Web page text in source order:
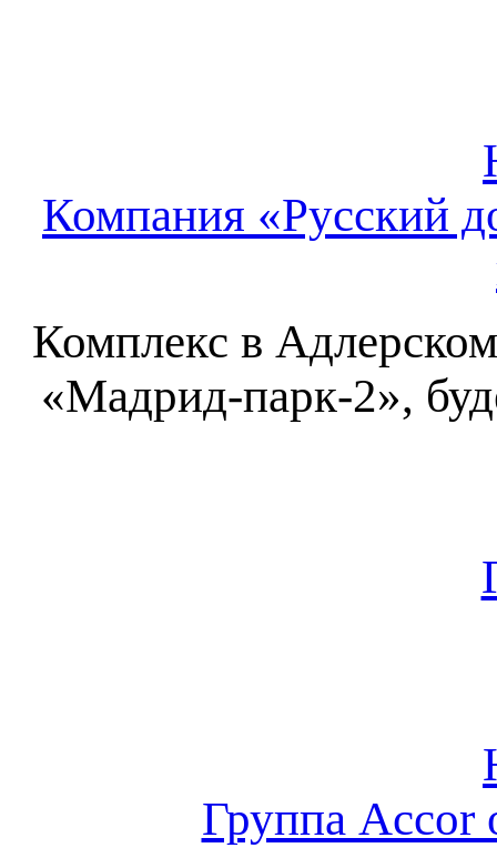
Компания «Русский
Комплекс в
«Мадрид-парк-2»,
Группа Accor